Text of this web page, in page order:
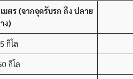
มตร(จากจุดรับรถ ถึง ปลาย
ง)
กิโล
กิโล